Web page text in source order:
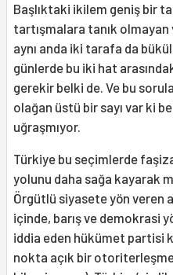
Başlıktaki ikilem geniş bir
tartışmalara tanık olmayan
aynı anda iki tarafa da
günlerde bu iki hat
gerekir belki de. Ve bu
olağan üstü bir sayı var ki
uğraşmıyor.
Türkiye bu seçimlerde
yolunu daha sağa kayarak
Örgütlü siyasete yön veren
içinde, barış ve demokrasi
iddia eden hükümet partisi
nokta açık bir